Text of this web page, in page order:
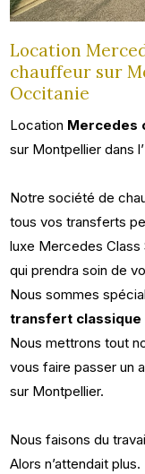
Location
chauffeur sur
Occitanie
Location Mercedes
sur Montpellier dans
Notre société de
tous vos transferts
luxe Mercedes Class
qui prendra soin de
Nous sommes
transfert
Nous mettrons tout
vous faire passer un
sur Montpellier.
Nous faisons du
Alors n’attendait